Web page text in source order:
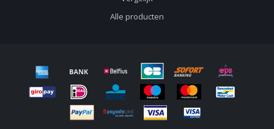
Alle producten